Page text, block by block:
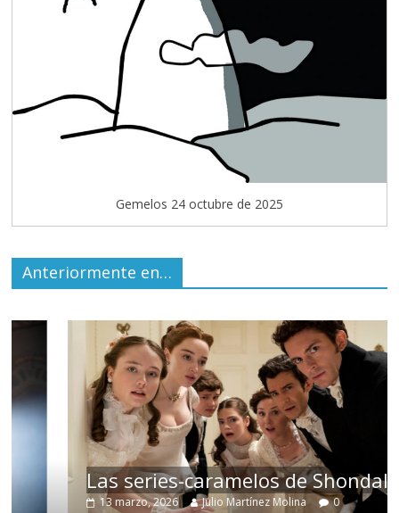
Gemelos 24 octubre de 2025
Anteriormente en…
Las series-caramelos de Shondaland
13 marzo, 2026 Julio Martínez Molina 0